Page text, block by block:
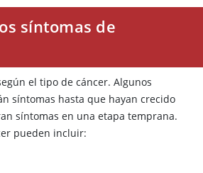
síntomas de
el tipo de cáncer. Algunos
síntomas hasta que hayan crecido
síntomas en una etapa temprana.
pueden incluir: